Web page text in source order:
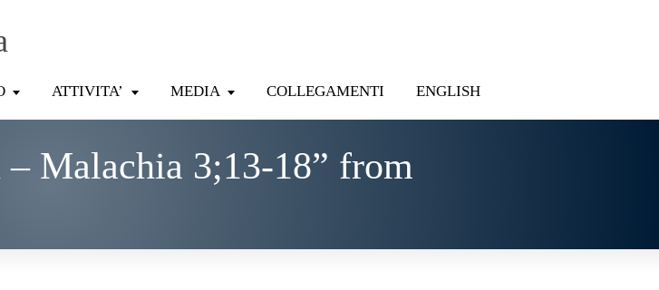
ATTIVITA’ MEDIA COLLEGAMENTI ENGLISH
– Malachia 3;13-18” from